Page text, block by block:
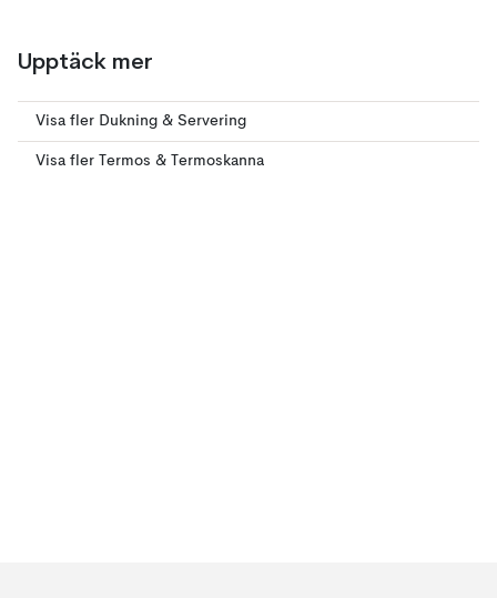
Upptäck mer
Visa fler Dukning & Servering
Visa fler Termos & Termoskanna